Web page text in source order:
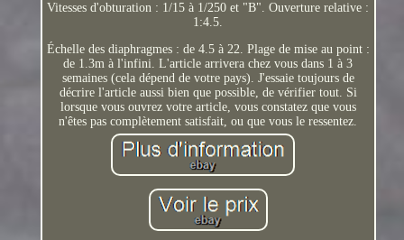
Vitesses d'obturation : 1/15 à 1/250 et "B". Ouverture relative :
1:4.5.
Échelle des diaphragmes : de 4.5 à 22. Plage de mise au point :
de 1.3m à l'infini. L'article arrivera chez vous dans 1 à 3
semaines (cela dépend de votre pays). J'essaie toujours de
décrire l'article aussi bien que possible, de vérifier tout. Si
lorsque vous ouvrez votre article, vous constatez que vous
n'êtes pas complètement satisfait, ou que vous le ressentez.